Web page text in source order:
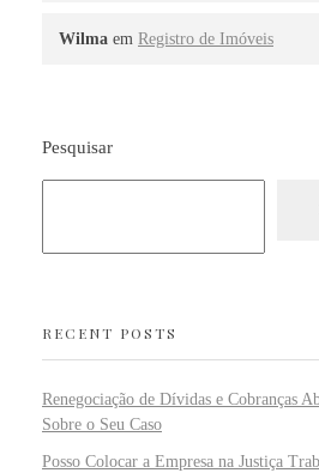
Wilma em Registro de Imóveis
Pesquisar
RECENT POSTS
Renegociação de Dívidas e Cobranças
Sobre o Seu Caso
Posso Colocar a Empresa na Justiça